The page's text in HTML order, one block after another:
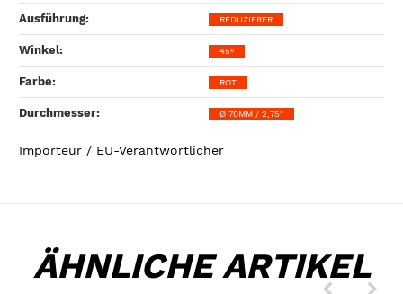
Ausführung‍: REDUZIERER
Winkel‍: 45°
Farbe‍: ROT
Durchmesser‍: Ø 70MM / 2,75"
Importeur / EU-Verantwortlicher
ÄHNLICHE ARTIKEL